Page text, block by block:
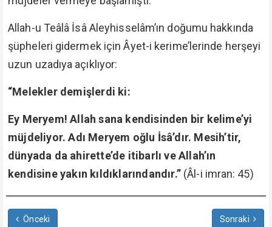
Allah-u Teâlâ İsâ Aleyhisselâm’ın doğumu hakkında
şüpheleri gidermek için Âyet-i kerime’lerinde herşeyi
uzun uzadıya açıklıyor:
“Melekler demişlerdi ki:
Ey Meryem! Allah sana kendisinden bir kelime’yi
müjdeliyor. Adı Meryem oğlu İsâ’dır. Mesih’tir,
dünyada da ahirette’de itibarlı ve Allah’ın
kendisine yakın kıldıklarındandır.” (Âl-i imran: 45)
Önceki Sonraki